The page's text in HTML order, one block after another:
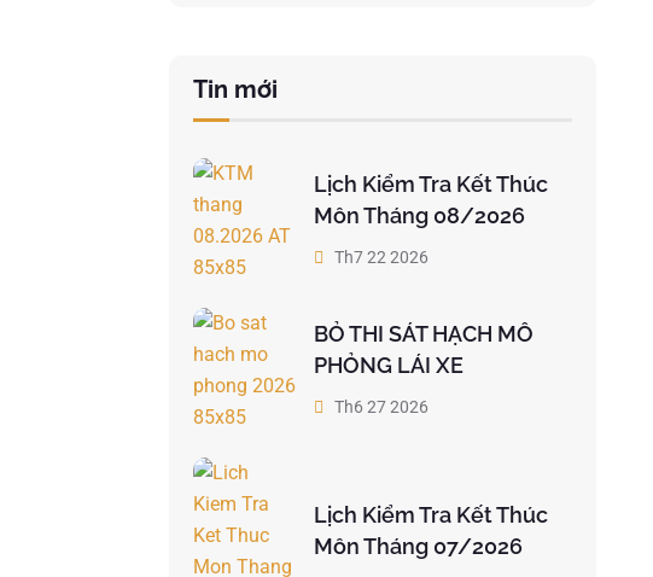
Tin mới
Lịch Kiểm Tra Kết Thúc
Môn Tháng 08/2026
Th7 22 2026
BỎ THI SÁT HẠCH MÔ
PHỎNG LÁI XE
Th6 27 2026
Lịch Kiểm Tra Kết Thúc
Môn Tháng 07/2026